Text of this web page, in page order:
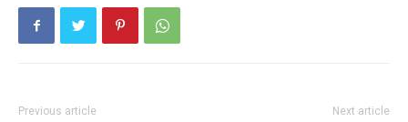
Previous article Next article